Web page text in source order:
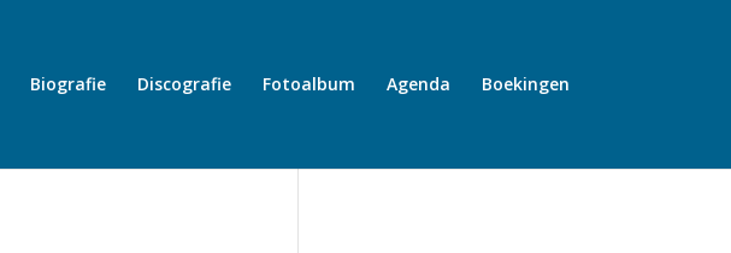
Biografie Discografie Fotoalbum Agenda Boekingen